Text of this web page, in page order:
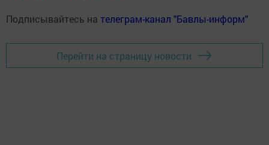
Подписывайтесь на телеграм-канал "Бавлы-информ"
Перейти на страницу новости